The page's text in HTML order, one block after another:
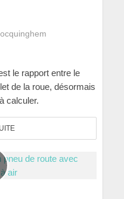
le rapport entre le
de la roue, désormais
calculer.